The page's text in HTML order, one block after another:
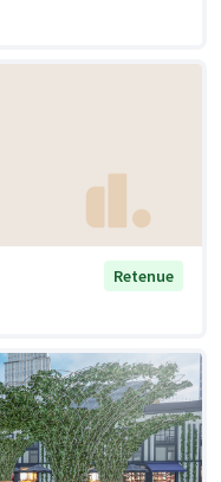
Retenue